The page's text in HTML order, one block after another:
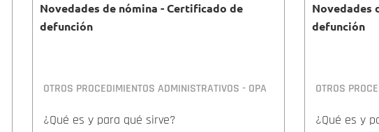
Novedades de nómina - Certificado de
defunción
OTROS PROCEDIMIENTOS ADMINISTRATIVOS - OPA
¿Qué es y para qué sirve?
Novedades
defunción
OTROS
¿Qué es y